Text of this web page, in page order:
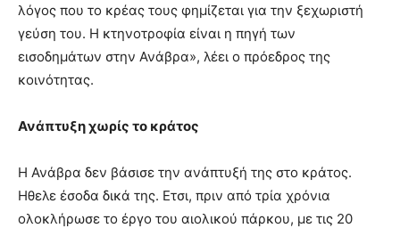
λόγος που το κρέας τους φημίζεται για την ξεχωριστή
γεύση του. Η κτηνοτροφία είναι η πηγή των
εισοδημάτων στην Ανάβρα», λέει ο πρόεδρος της
κοινότητας.
Ανάπτυξη χωρίς το κράτος
Η Ανάβρα δεν βάσισε την ανάπτυξή της στο κράτος.
Ηθελε έσοδα δικά της. Ετσι, πριν από τρία χρόνια
ολοκλήρωσε το έργο του αιολικού πάρκου, με τις 20